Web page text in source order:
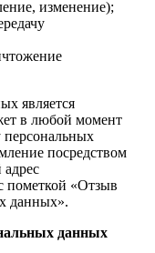
изменение);
является
в любой момент
персональных
посредством
пометкой «Отзыв
данных».
данных